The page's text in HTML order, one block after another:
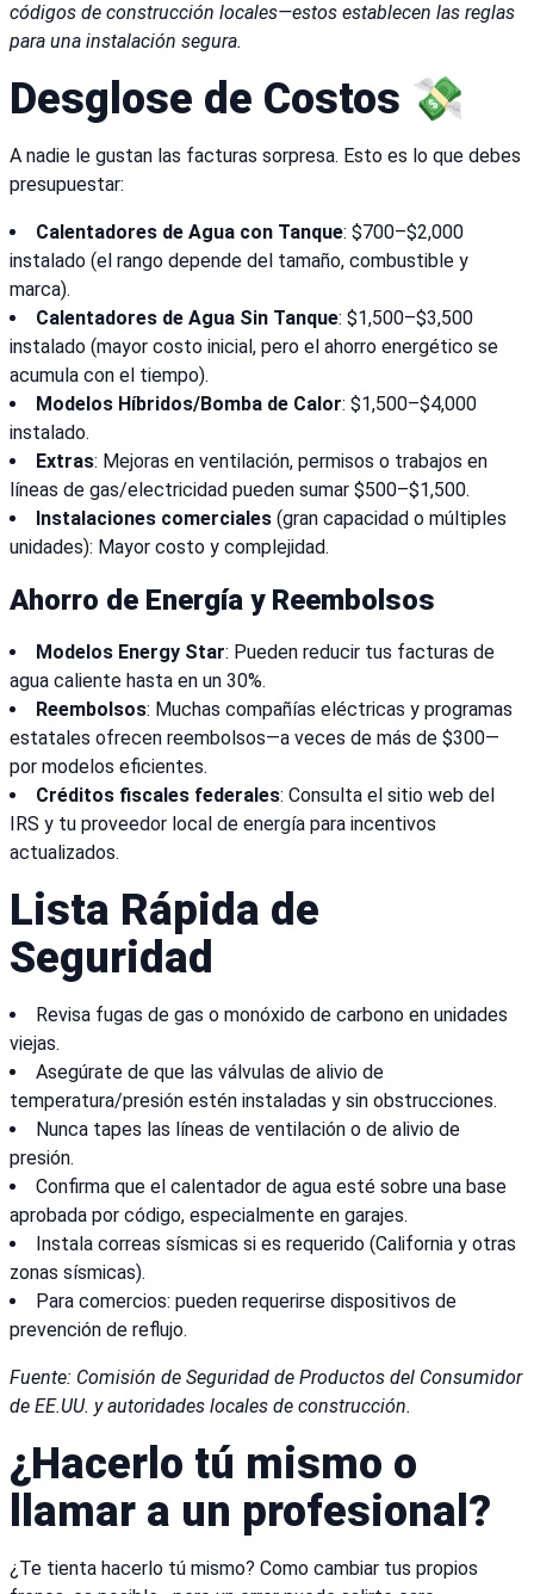
códigos de construcción locales—estos establecen las reglas
para una instalación segura.
Desglose de Costos 💸
A nadie le gustan las facturas sorpresa. Esto es lo que debes
presupuestar:
Calentadores de Agua con Tanque: $700–$2,000
instalado (el rango depende del tamaño, combustible y
marca).
Calentadores de Agua Sin Tanque: $1,500–$3,500
instalado (mayor costo inicial, pero el ahorro energético se
acumula con el tiempo).
Modelos Híbridos/Bomba de Calor: $1,500–$4,000
instalado.
Extras: Mejoras en ventilación, permisos o trabajos en
líneas de gas/electricidad pueden sumar $500–$1,500.
Instalaciones comerciales (gran capacidad o múltiples
unidades): Mayor costo y complejidad.
Ahorro de Energía y Reembolsos
Modelos Energy Star: Pueden reducir tus facturas de
agua caliente hasta en un 30%.
Reembolsos: Muchas compañías eléctricas y programas
estatales ofrecen reembolsos—a veces de más de $300—
por modelos eficientes.
Créditos fiscales federales: Consulta el sitio web del
IRS y tu proveedor local de energía para incentivos
actualizados.
Lista Rápida de
Seguridad
Revisa fugas de gas o monóxido de carbono en unidades
viejas.
Asegúrate de que las válvulas de alivio de
temperatura/presión estén instaladas y sin obstrucciones.
Nunca tapes las líneas de ventilación o de alivio de
presión.
Confirma que el calentador de agua esté sobre una base
aprobada por código, especialmente en garajes.
Instala correas sísmicas si es requerido (California y otras
zonas sísmicas).
Para comercios: pueden requerirse dispositivos de
prevención de reflujo.
Fuente: Comisión de Seguridad de Productos del Consumidor
de EE.UU. y autoridades locales de construcción.
¿Hacerlo tú mismo o
llamar a un profesional?
¿Te tienta hacerlo tú mismo? Como cambiar tus propios